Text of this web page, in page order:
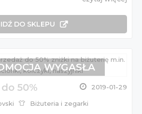
IDŹ DO SKLEPU
50% 2019-01-29
Biżuteria i zegarki
WYGASŁA